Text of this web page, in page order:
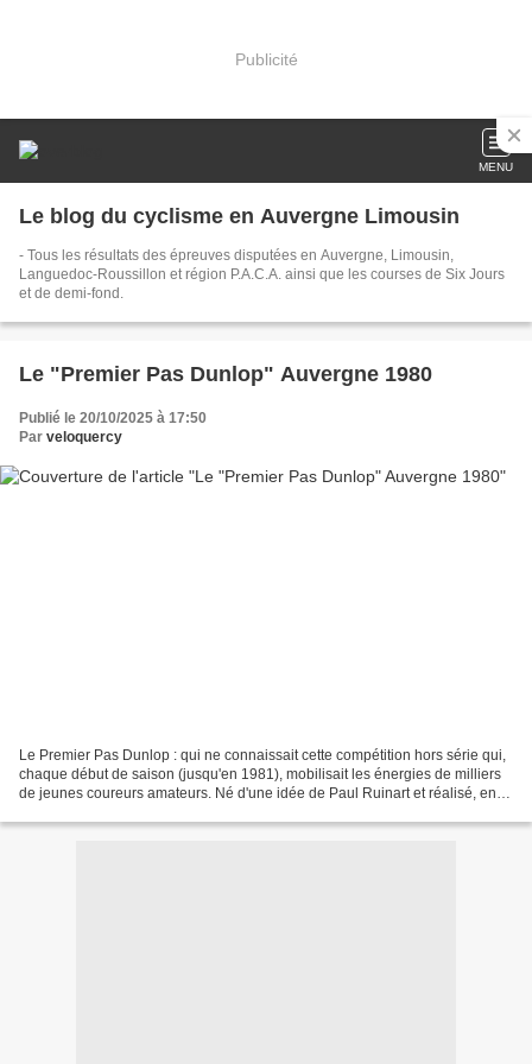
Publicité
MENU
Le blog du cyclisme en Auvergne Limousin
- Tous les résultats des épreuves disputées en Auvergne, Limousin,
Languedoc-Roussillon et région P.A.C.A. ainsi que les courses de Six Jours
et de demi-fond.
Le "Premier Pas Dunlop" Auvergne 1980
Publié le 20/10/2025 à 17:50
Par veloquercy
Le Premier Pas Dunlop : qui ne connaissait cette compétition hors série qui,
chaque début de saison (jusqu'en 1981), mobilisait les énergies de milliers
de jeunes coureurs amateurs. Né d'une idée de Paul Ruinart et réalisé, en